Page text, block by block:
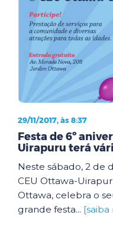
29/11/2017, às 8:37
Festa de 6º
Uirapuru terá
Neste sábado, 2 de
CEU Ottawa-
Ottawa, celebra o
grande festa... [saiba